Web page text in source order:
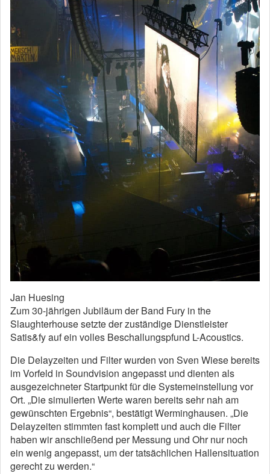
Jan Huesing
Zum 30-jährigen Jubiläum der Band Fury in the
Slaughterhouse setzte der zuständige Dienstleister
Satis&fy auf ein volles Beschallungspfund L-Acoustics.
Die Delayzeiten und Filter wurden von Sven Wiese bereits
im Vorfeld in Soundvision angepasst und dienten als
ausgezeichneter Startpunkt für die Systemeinstellung vor
Ort. „Die simulierten Werte waren bereits sehr nah am
gewünschten Ergebnis“, bestätigt Werminghausen. „Die
Delayzeiten stimmten fast komplett und auch die Filter
haben wir anschließend per Messung und Ohr nur noch
ein wenig angepasst, um der tatsächlichen Hallensituation
gerecht zu werden.“